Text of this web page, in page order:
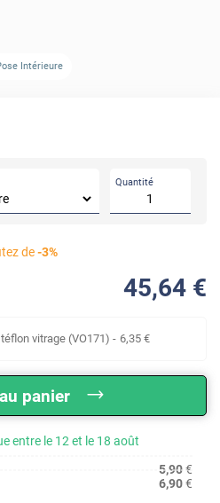
Intérieure
Quantité
de-3%
45,64 €
vitrage (VO171) - 6,35 €
panier
entre le 12 et le 18 août
5,90€
6,90€